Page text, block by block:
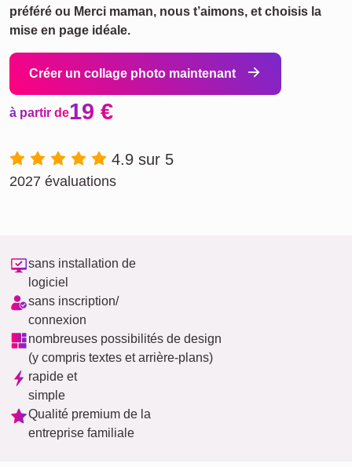
préféré ou Merci maman, nous t’aimons, et choisis la
mise en page idéale.
Créer un collage photo maintenant
à partir de19 €
4.9 sur 5
2027 évaluations
sans installation de
logiciel
sans inscription/
connexion
nombreuses possibilités de design
(y compris textes et arrière-plans)
rapide et
simple
Qualité premium de la
entreprise familiale